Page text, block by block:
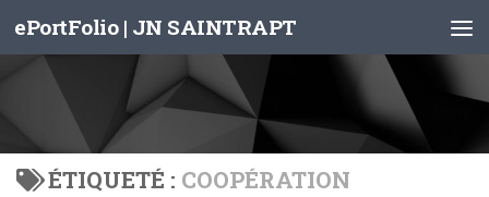
Skip to content
ePortFolio | JN SAINTRAPT
ÉTIQUETÉ : COOPÉRATION